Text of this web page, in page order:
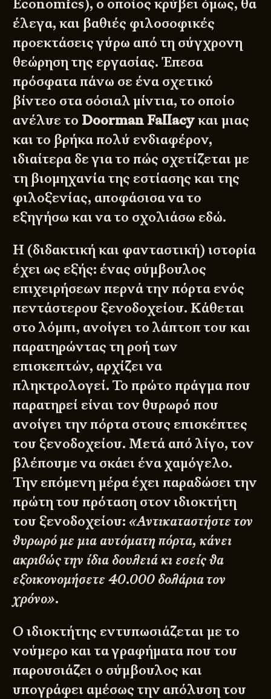
Economics), ο οποίος κρύβει όμως, θα
έλεγα, και βαθιές φιλοσοφικές
προεκτάσεις γύρω από τη σύγχρονη
θεώρηση της εργασίας. Έπεσα
πρόσφατα πάνω σε ένα σχετικό
βίντεο στα σόσιαλ μίντια, το οποίο
ανέλυε το Doorman Fallacyκαι μιας
και το βρήκα πολύ ενδιαφέρον,
ιδιαίτερα δε για το πώς σχετίζεται με
τη βιομηχανία της εστίασης και της
φιλοξενίας, αποφάσισα να το
εξηγήσω και να το σχολιάσω εδώ.
Η (διδακτική και φανταστική) ιστορία
έχει ως εξής: ένας σύμβουλος
επιχειρήσεων περνά την πόρτα ενός
πεντάστερου ξενοδοχείου. Κάθεται
στο λόμπι, ανοίγει το λάπτοπ του και
παρατηρώντας τη ροή των
επισκεπτών, αρχίζει να
πληκτρολογεί. Το πρώτο πράγμα που
παρατηρεί είναι τον θυρωρό που
ανοίγει την πόρτα στους επισκέπτες
του ξενοδοχείου. Μετά από λίγο, τον
βλέπουμε να σκάει ένα χαμόγελο.
Την επόμενη μέρα έχει παραδώσει την
πρώτη του πρόταση στον ιδιοκτήτη
του ξενοδοχείου:«Αντικαταστήστε τον
θυρωρό με μια αυτόματη πόρτα, κάνει
ακριβώς την ίδια δουλειά κι εσείς θα
εξοικονομήσετε 40.000 δολάρια τον
χρόνο».
Ο ιδιοκτήτης εντυπωσιάζεται με το
νούμερο και τα γραφήματα που του
παρουσιάζει ο σύμβουλος και
υπογράφει αμέσως την απόλυση του